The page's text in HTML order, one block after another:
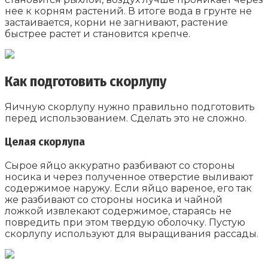
нее к корням растений. В итоге вода в грунте не
застаивается, корни не загнивают, растение
быстрее растет и становится крепче.
Как подготовить скорлупу
Яичную скорлупу нужно правильно подготовить
перед использованием. Сделать это не сложно.
Целая скорлупа
Сырое яйцо аккуратно разбивают со стороны
носика и через полученное отверстие выливают
содержимое наружу. Если яйцо вареное, его так
же разбивают со стороны носика и чайной
ложкой извлекают содержимое, стараясь не
повредить при этом твердую оболочку. Пустую
скорлупу используют для выращивания рассады.